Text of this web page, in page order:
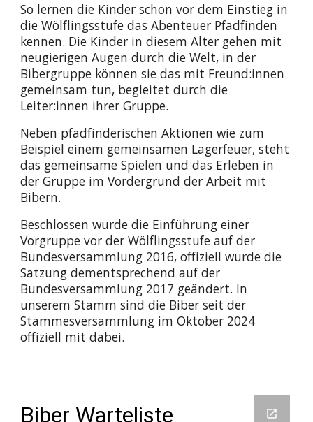
So lernen die Kinder schon vor dem Einstieg in
die Wölflingsstufe das Abenteuer Pfadfinden
kennen. Die Kinder in diesem Alter gehen mit
neugierigen Augen durch die Welt, in der
Bibergruppe können sie das mit Freund:innen
gemeinsam tun, begleitet durch die
Leiter:innen ihrer Gruppe.
Neben pfadfinderischen Aktionen wie zum
Beispiel einem gemeinsamen Lagerfeuer, steht
das gemeinsame Spielen und das Erleben in
der Gruppe im Vordergrund der Arbeit mit
Bibern.
Beschlossen wurde die Einführung einer
Vorgruppe vor der Wölflingsstufe auf der
Bundesversammlung 2016, offiziell wurde die
Satzung dementsprechend auf der
Bundesversammlung 2017 geändert. In
unserem Stamm sind die Biber seit der
Stammesversammlung im Oktober 2024
offiziell mit dabei.